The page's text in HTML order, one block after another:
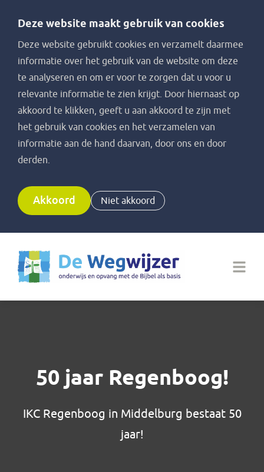
Deze website maakt gebruik van cookies
Deze website gebruikt cookies en verzamelt daarmee
informatie over het gebruik van de website om deze
te analyseren en om er voor te zorgen dat u voor u
relevante informatie te zien krijgt. Door hiernaast op
akkoord te klikken, geeft u aan akkoord te zijn met
het gebruik van cookies en het verzamelen van
informatie aan de hand daarvan, door ons en door
derden.
Akkoord Niet akkoord
50 jaar Regenboog!
IKC Regenboog in Middelburg bestaat 50
jaar!